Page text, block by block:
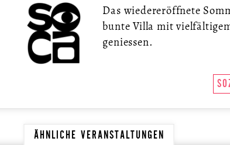
Das wiedereröffnete
bunte Villa mit
geniessen.
ÄHNLICHE VERANSTALTUNGEN